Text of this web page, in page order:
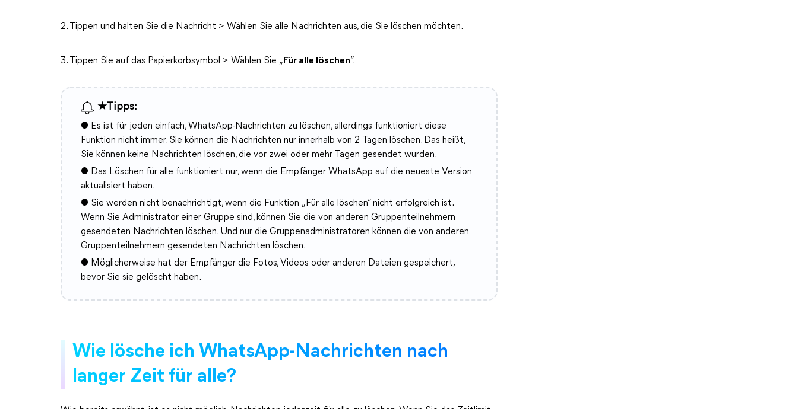
2. Tippen und halten Sie die Nachricht > Wählen Sie alle Nachrichten aus, die Sie löschen möchten.
3. Tippen Sie auf das Papierkorbsymbol > Wählen Sie „ Für alle löschen“.
★Tipps:
● Es ist für jeden einfach, WhatsApp-Nachrichten zu löschen, allerdings funktioniert diese
Funktion nicht immer. Sie können die Nachrichten nur innerhalb von 2 Tagen löschen. Das heißt,
Sie können keine Nachrichten löschen, die vor zwei oder mehr Tagen gesendet wurden.
● Das Löschen für alle funktioniert nur, wenn die Empfänger WhatsApp auf die neueste Version
aktualisiert haben.
● Sie werden nicht benachrichtigt, wenn die Funktion „Für alle löschen“ nicht erfolgreich ist.
Wenn Sie Administrator einer Gruppe sind, können Sie die von anderen Gruppenteilnehmern
gesendeten Nachrichten löschen. Und nur die Gruppenadministratoren können die von anderen
Gruppenteilnehmern gesendeten Nachrichten löschen.
● Möglicherweise hat der Empfänger die Fotos, Videos oder anderen Dateien gespeichert,
bevor Sie sie gelöscht haben.
Wie lösche ich WhatsApp-Nachrichten nach
langer Zeit für alle?